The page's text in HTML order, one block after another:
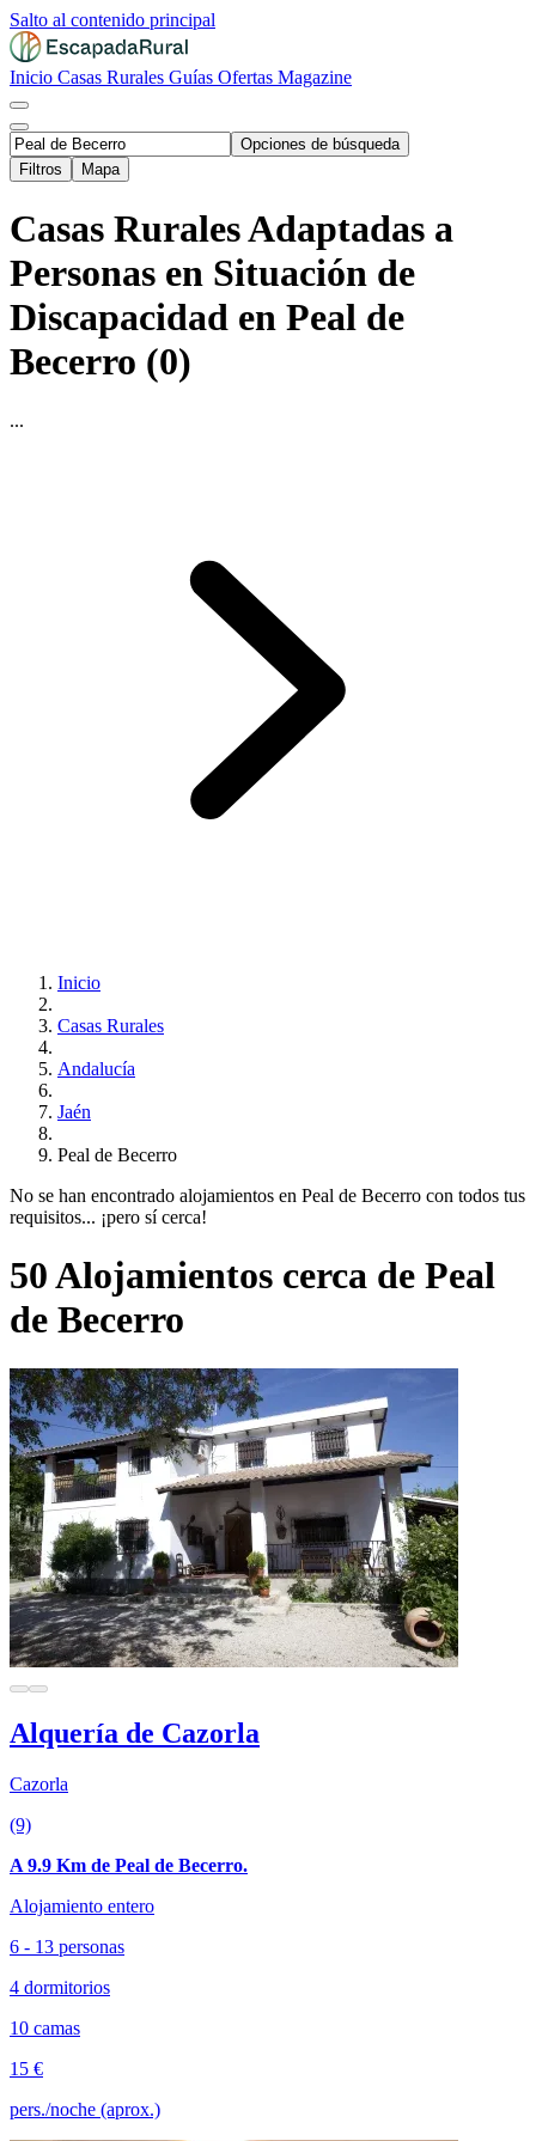
Salto al contenido principal
Inicio Casas Rurales Guías Ofertas Magazine
Opciones de búsqueda
Filtros
Mapa
Casas Rurales Adaptadas a
Personas en Situación de
Discapacidad en Peal de
Becerro (0)
...
Inicio
Casas Rurales
Andalucía
Jaén
Peal de Becerro
No se han encontrado alojamientos en Peal de Becerro con todos tus
requisitos... ¡pero sí cerca!
50 Alojamientos cerca de Peal
de Becerro
Alquería de Cazorla
Cazorla
(9)
A 9.9 Km de Peal de Becerro.
Alojamiento entero
6 - 13 personas
4 dormitorios
10 camas
15 €
pers./noche (aprox.)